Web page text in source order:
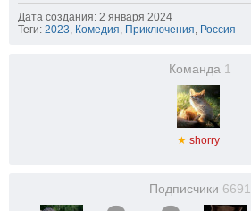
Дата создания: 2 января 2024
Теги: 2023, Комедия, Приключения, Россия
Команда 1
★ shorry
Подписчики 6691